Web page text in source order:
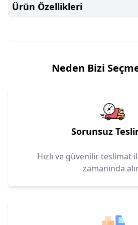
Ürün Özellikleri
Neden Bizi
Sorunsuz
Hızlı ve güvenilir teslimat
zamanında